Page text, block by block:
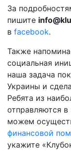
За
пишите
в facebook.
Также
социальная
наша задача
Украины и
Ребята из
отправляются
можем
финансовой
укажите